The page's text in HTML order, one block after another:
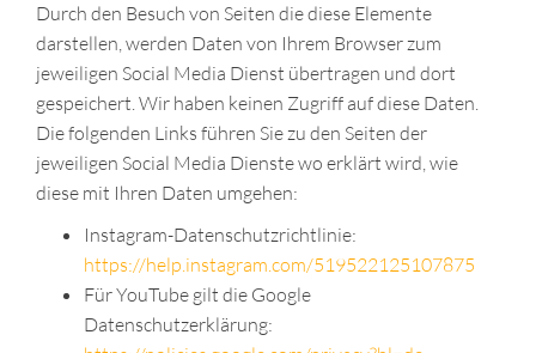
Durch den Besuch von Seiten die diese Elemente
darstellen, werden Daten von Ihrem Browser zum
jeweiligen Social Media Dienst übertragen und dort
gespeichert. Wir haben keinen Zugriff auf diese Daten.
Die folgenden Links führen Sie zu den Seiten der
jeweiligen Social Media Dienste wo erklärt wird, wie
diese mit Ihren Daten umgehen:
Instagram-Datenschutzrichtlinie:
https://help.instagram.com/519522125107875
Für YouTube gilt die Google
Datenschutzerklärung: